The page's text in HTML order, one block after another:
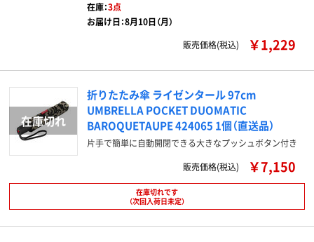
在庫：3点
お届け日：8月10日（月）
販売価格(税込)
￥1,229
折りたたみ傘 ライゼンタール 97cm
UMBRELLA POCKET DUOMATIC
BAROQUETAUPE 424065 1個（直送品）
片手で簡単に自動開閉できる大きなプッシュボタン付き
販売価格(税込)
￥7,150
在庫切れです
（次回入荷日未定）